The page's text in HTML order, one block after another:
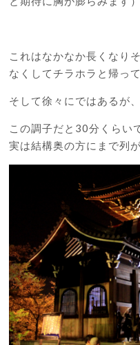
これはなかなか長くなり
なくしてチラホラと帰っ
そして徐々にではあるが
この調子だと30分くらい
実は結構奥の方にまで列